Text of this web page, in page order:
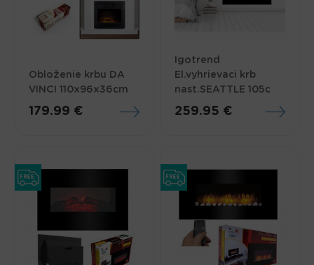
Obloženie krbu DA
VINCI 110x96x36cm
179.99 €
Igotrend
El.vyhrievaci krb
nast.SEATTLE 105c
259.95 €